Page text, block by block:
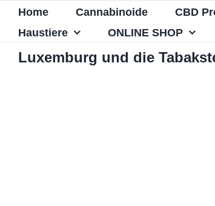
Home Cannabinoide CBD
Haustiere
ONLINE SHOP
Luxemburg und die